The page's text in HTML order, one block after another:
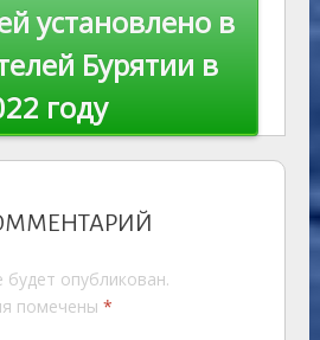
установлено в
Бурятии в
году
опубликован.
помечены *